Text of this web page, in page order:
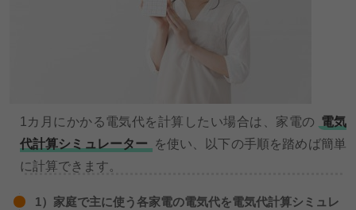
1カ月にかかる電気代を計算したい場合は、家電の 電気
代計算シミュレーター
を使い、以下の手順を踏めば簡単
に計算できます。
1）家庭で主に使う各家電の電気代を電気代計算シミュレ